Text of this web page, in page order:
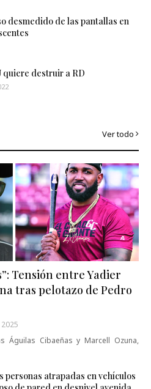
desmedido de las pantallas en
quiere destruir a RD
Ver todo
Tensión entre Yadier
tras pelotazo de Pedro
Águilas Cibaeñas y Marcell Ozuna,
personas atrapadas en vehículos